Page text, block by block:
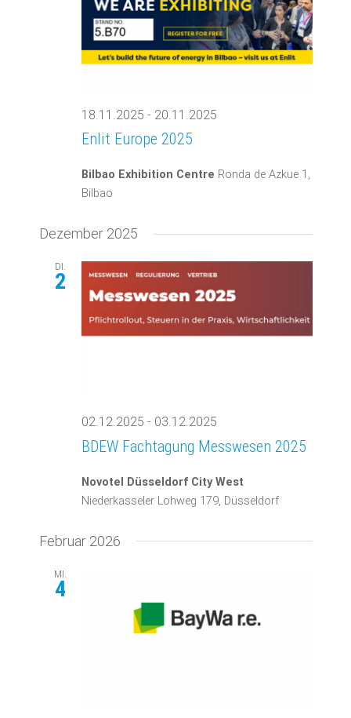
18.11.2025 - 20.11.2025
Enlit Europe 2025
Bilbao Exhibition Centre Ronda de Azkue 1,
Bilbao
Dezember 2025
DI.
2
02.12.2025 - 03.12.2025
BDEW Fachtagung Messwesen 2025
Novotel Düsseldorf City West
Niederkasseler Lohweg 179, Düsseldorf
Februar 2026
MI.
4